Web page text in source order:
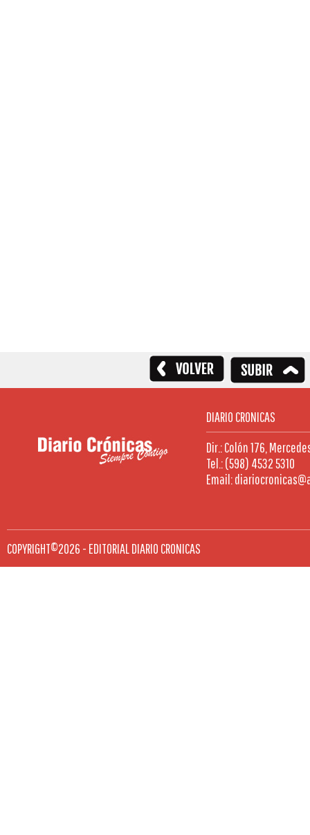
DIARIO CRONICAS
Dir.: Colón 176,
Tel.: (598) 4532 5310
Email:
COPYRIGHT©2026 - EDITORIAL DIARIO CRONICAS